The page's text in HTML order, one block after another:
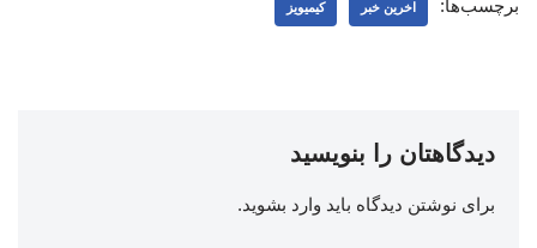
برچسب‌ها: اخرین خبر کیمیویز
دیدگاهتان را بنویسید
برای نوشتن دیدگاه باید وارد بشوید.